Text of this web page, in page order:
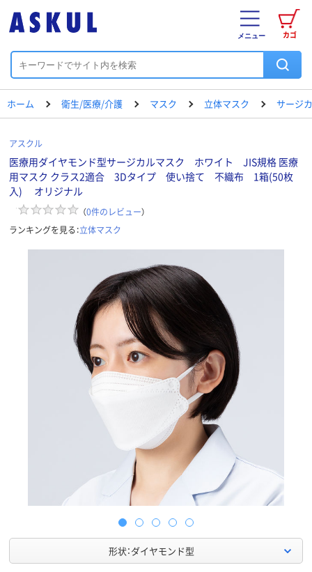
カゴ
メニュー
ホーム 衛生/医療/介護 マスク 立体マスク サージ
アスクル
医療用ダイヤモンド型サージカルマスク ホワイト JIS規格 医療
用マスク クラス2適合 3Dタイプ 使い捨て 不織布 1箱(50枚
入) オリジナル
（0件のレビュー）
ランキングを見る：立体マスク
形状：ダイヤモンド型